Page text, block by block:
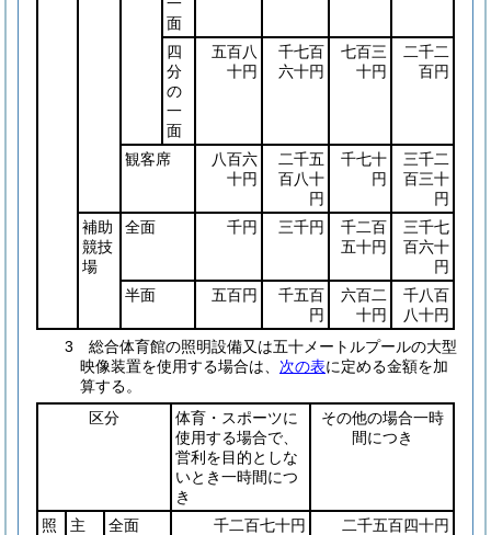
面
四
分
の
一
面
五百八
十円
千七百
六十円
七百三
十円
二千二
百円
観客席
八百六
十円
二千五
百八十
円
千七十
円
三千二
百三十
円
補助
競技
場
全面 千円 三千円
千二百
五十円
三千七
百六十
円
半面
五百円
千五百
円
六百二
十円
千八百
八十円
3 総合体育館の照明設備又は五十メートルプールの大型
映像装置を使用する場合は、 次の表に定める金額を加
算する。
区分
体育・スポーツに
使用する場合で、
営利を目的としな
いとき一時間につ
き
その他の場合一時
間につき
照
主
全面 千二百七十円
二千五百四十円